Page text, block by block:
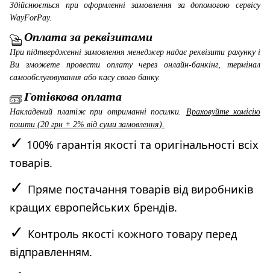
Здійснюється при оформленні замовлення за допомогою сервісу
WayForPay.
Оплата за реквізитами
При підтвердженні замовлення менеджер надає реквізити рахунку і
Ви зможете провести оплату через онлайн-банкінг, термінал
самообслуговування або касу свого банку.
Готівкова оплата
Накладений платіж при отриманні посилки. Враховуйте комісію
пошти (20 грн + 2% від суми замовлення).
✓ 100% гарантія якості та оригінальності всіх
товарів.
✓ Пряме постачання товарів від виробників
кращих європейських брендів.
✓ Контроль якості кожного товару перед
відправленням.